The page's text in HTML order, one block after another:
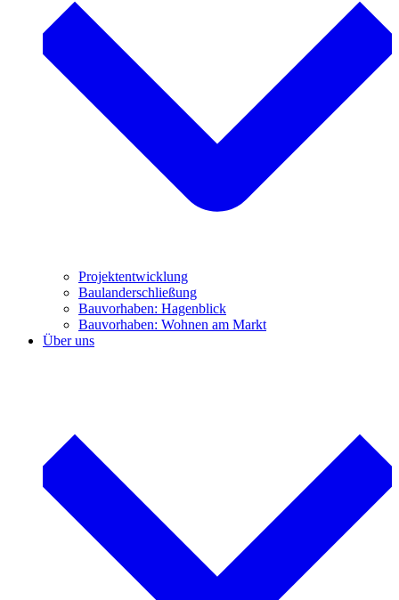
Projektentwicklung
Baulanderschließung
Bauvorhaben: Hagenblick
Bauvorhaben: Wohnen am Markt
Über uns